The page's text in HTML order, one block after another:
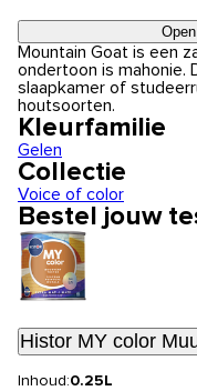
Mountain Goat is een
ondertoon is mahonie.
slaapkamer of
houtsoorten.
Kleurfamilie
Gelen
Collectie
Voice of color
Bestel jouw
Histor MY color
Inhoud:0.25L